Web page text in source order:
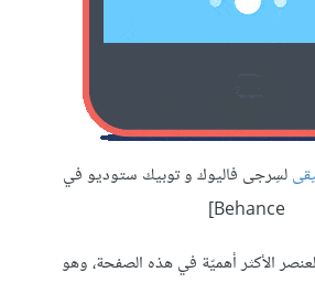
لسِرجى فاليوك و توبيك ستوديو في
Behance]
الأكثر أهميّة في هذه الصفحة، وهو